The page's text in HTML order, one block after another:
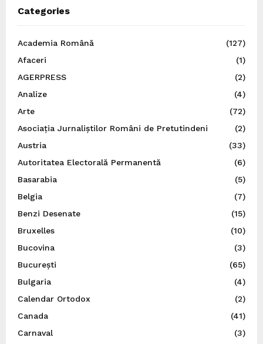
Categories
Academia Română
(127)
Afaceri
(1)
AGERPRESS
(2)
Analize
(4)
Arte
(72)
Asociația Jurnaliștilor Români de Pretutindeni
(2)
Austria
(33)
Autoritatea Electorală Permanentă
(6)
Basarabia
(5)
Belgia
(7)
Benzi Desenate
(15)
Bruxelles
(10)
Bucovina
(3)
București
(65)
Bulgaria
(4)
Calendar Ortodox
(2)
Canada
(41)
Carnaval
(3)